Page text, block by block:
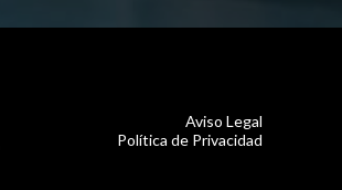
Aviso Legal
Política de Privacidad